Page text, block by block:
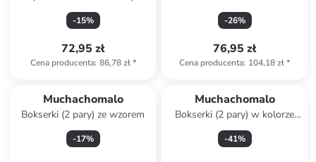
-15%
72,95 zł
Cena producenta: 86,78 zł*
granatowym
-26%
76,95 zł
Cena producenta: 104,18 zł*
Muchachomalo
Bokserki (2 pary) ze wzorem
-17%
Muchachomalo
Bokserki (2 pary) w kolorze
czarno-jasnozielonym
-41%